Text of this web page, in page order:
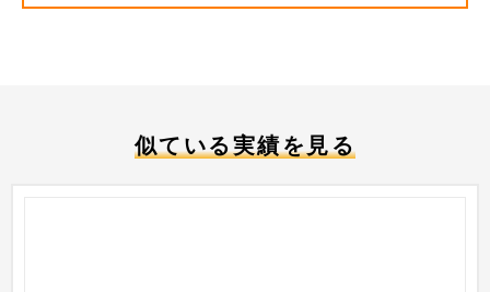
似ている実績を見る